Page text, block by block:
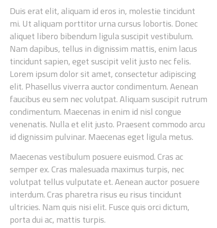
Duis erat elit, aliquam id eros in, molestie tincidunt
mi. Ut aliquam porttitor urna cursus lobortis. Donec
aliquet libero bibendum ligula suscipit vestibulum.
Nam dapibus, tellus in dignissim mattis, enim lacus
tincidunt sapien, eget suscipit velit justo nec felis.
Lorem ipsum dolor sit amet, consectetur adipiscing
elit. Phasellus viverra auctor condimentum. Aenean
faucibus eu sem nec volutpat. Aliquam suscipit rutrum
condimentum. Maecenas in enim id nisl congue
venenatis. Nulla et elit justo. Praesent commodo arcu
id dignissim pulvinar. Maecenas eget ligula metus.
Maecenas vestibulum posuere euismod. Cras ac
semper ex. Cras malesuada maximus turpis, nec
volutpat tellus vulputate et. Aenean auctor posuere
interdum. Cras pharetra risus eu risus tincidunt
ultricies. Nam quis nisi elit. Fusce quis orci dictum,
porta dui ac, mattis turpis.